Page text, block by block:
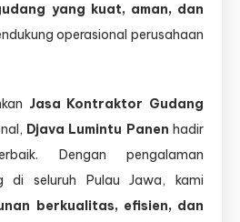
yang kuat, aman, dan
operasional perusahaan
Jasa Kontraktor Gudang
Djava Lumintu Panen hadir
Dengan pengalaman
di seluruh Pulau Jawa, kami
berkualitas, efisien, dan